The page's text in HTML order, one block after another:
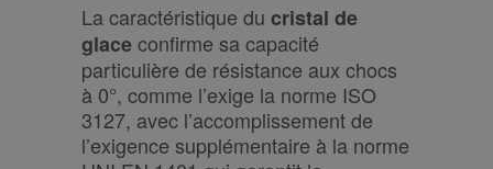
La caractéristique du cristal de
glaceconfirme sa capacité
particulière de résistance aux chocs
à 0°, comme l’exige la norme ISO
3127, avec l’accomplissement de
l’exigence supplémentaire à la norme